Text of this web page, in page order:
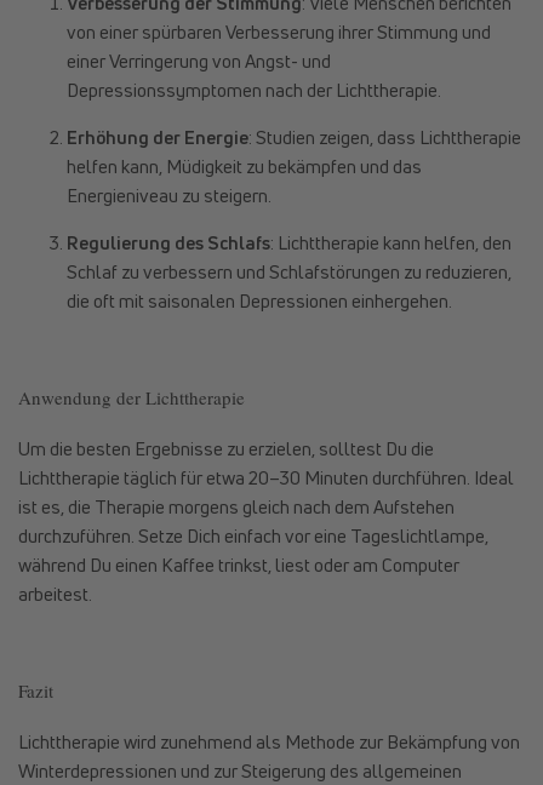
von einer spürbaren Verbesserung ihrer Stimmung und
einer Verringerung von Angst- und
Depressionssymptomen nach der Lichttherapie.
Erhöhung der Energie: Studien zeigen, dass Lichttherapie
helfen kann, Müdigkeit zu bekämpfen und das
Energieniveau zu steigern.
Regulierung des Schlafs: Lichttherapie kann helfen, den
Schlaf zu verbessern und Schlafstörungen zu reduzieren,
die oft mit saisonalen Depressionen einhergehen.
Anwendung der Lichttherapie
Um die besten Ergebnisse zu erzielen, solltest Du die
Lichttherapie täglich für etwa 20–30 Minuten durchführen. Ideal
ist es, die Therapie morgens gleich nach dem Aufstehen
durchzuführen. Setze Dich einfach vor eine Tageslichtlampe,
während Du einen Kaffee trinkst, liest oder am Computer
arbeitest.
Fazit
Lichttherapie wird zunehmend als Methode zur Bekämpfung von
Winterdepressionen und zur Steigerung des allgemeinen